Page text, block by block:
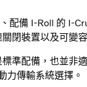
配備 I-Roll 的 I-
閉裝置以及可變
準配備，也並非
力傳輸系統選擇。